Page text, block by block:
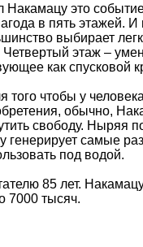
Накамацу это
в пять этажей.
выбирает
Четвертый этаж –
как спусковой
того чтобы у
обычно,
свободу. Ныряя
генерирует самые
под водой.
85 лет.
7000 тысяч.